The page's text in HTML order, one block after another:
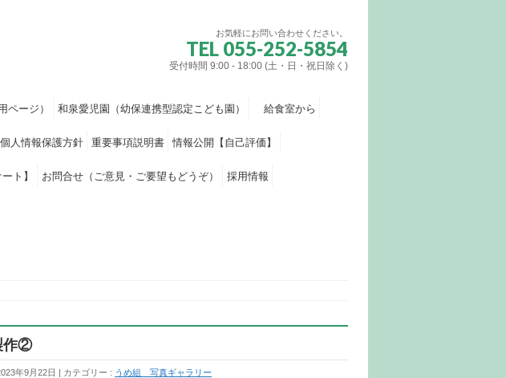
お気軽にお問い合わせください。
TEL 055-252-5854
受付時間 9:00 - 18:00 (土・日・祝日除く)
ページ） 和泉愛児園（幼保連携型認定こども園） 給食室から
個人情報保護方針 重要事項説明書 情報公開【自己評価】
ト】 お問合せ（ご意見・ご要望もどうぞ） 採用情報
作②
年9月22日 カテゴリー : うめ組 写真ギャラリー